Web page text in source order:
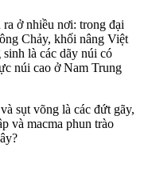
ở nhiều nơi: trong đại
Chảy, khối nâng Việt
là các dãy núi có
núi cao ở Nam Trung
sụt võng là các đứt gãy,
và macma phun trào